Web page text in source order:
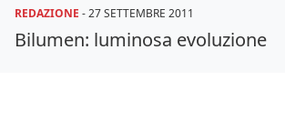
REDAZIONE -27 SETTEMBRE 2011
Bilumen: luminosa evoluzione